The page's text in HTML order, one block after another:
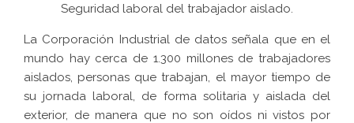
Seguridad laboral del trabajador aislado.
La Corporación Industrial de datos señala que en el
mundo hay cerca de 1.300 millones de trabajadores
aislados, personas que trabajan, el mayor tiempo de
su jornada laboral, de forma solitaria y aislada del
exterior, de manera que no son oídos ni vistos por